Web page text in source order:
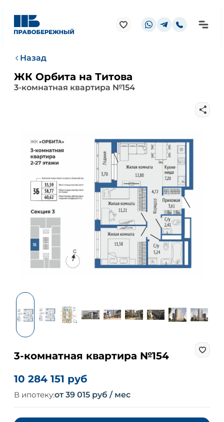
Назад
ЖК Орбита на Титова
3-комнатная квартира №154
3-комнатная квартира №154
10 284 151 руб
В ипотеку:от 39 015 руб / мес